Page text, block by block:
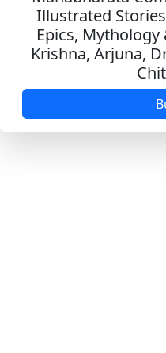
હે મારી મહીસાગર ની આરે
હે રંગલો જમ્યો કલંદરી ને ઘાટ
Illustrated
Epics,
Krishna, Arjuna,